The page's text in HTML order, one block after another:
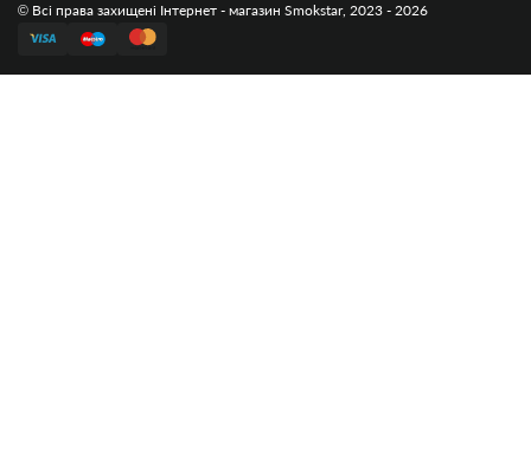
© Всі права захищені Інтернет - магазин Smokstar, 2023 - 2026